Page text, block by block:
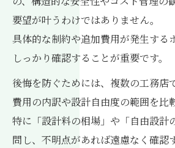
工務店設計料の相場と内
設計料が別途発生するケー
工務店設計の費用とサービ
相場を知ることで追加費
注文住宅で工務店に求められ
工務店で実現する注文住
要望が叶うわけではありません。
具体的な制約や追加費用が発生する
しっかり確認することが重要です。
後悔を防ぐためには、複数の工務店
費用の内訳や設計自由度の範囲を比
特に「設計料の相場」や「自由設計
問し、不明点があれば遠慮なく確認